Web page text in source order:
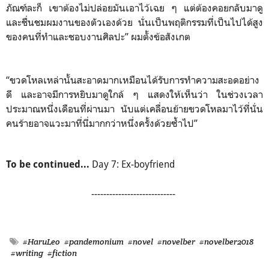
ภัณฑ์ละก็ เขาต้องไม่ปล่อยมันเอาไว้เฉย ๆ แต่ต้องคอยกลับมาดู
และชื่นชมผมงานของตัวเองด้วย นั่นเป็นพฤติกรรมที่เป็นไปได้สูง
ของคนที่ทำและชอบงานศิลปะ” ผมตั้งข้อสังเกต
“ขวดโหลเหล่านั้นสะอาดมากเหมือนได้รับการทำความสะอดอย่าง
ดี และอาจมีการหยิบมาดูใกล้ ๆ แสดงให้เห็นว่า ในช่วงเวลา
ประมาณหนึ่งเดือนที่ผ่านมา นับแต่เคลื่อนย้ายขวดโหลมาไว้ที่นั่น
คนร้ายอาจแวะมาที่นี่มากกว่าหนึ่งครั้งด้วยซ้ำไป”
To be continued... Day 7: Ex-boyfriend
----------------------------
#HaruLeo #pandemonium #novel #novelber #novelber2018
#writing #fiction